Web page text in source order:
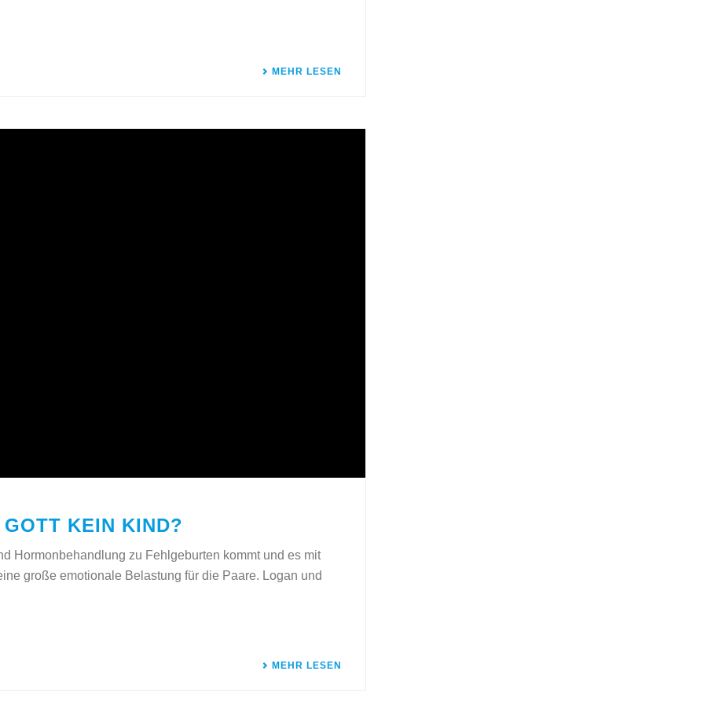
MEHR LESEN
KEIN KIND?
Hormonbehandlung zu Fehlgeburten kommt und es mit
große emotionale Belastung für die Paare. Logan und
MEHR LESEN